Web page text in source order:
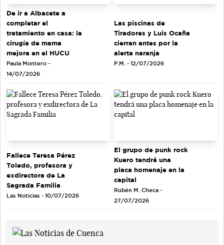
De ir a Albacete a
completar el
tratamiento en casa: la
cirugía de mama
mejora en el HUCU
Paula Montero -
14/07/2026
Las piscinas de
Tiradores y Luis Ocaña
cierran antes por la
alerta naranja
P.M. - 12/07/2026
Fallece Teresa Pérez
Toledo, profesora y
exdirectora de La
Sagrada Familia
Las Noticias - 10/07/2026
El grupo de punk rock
Kuero tendrá una
placa homenaje en la
capital
Rubén M. Checa -
27/07/2026